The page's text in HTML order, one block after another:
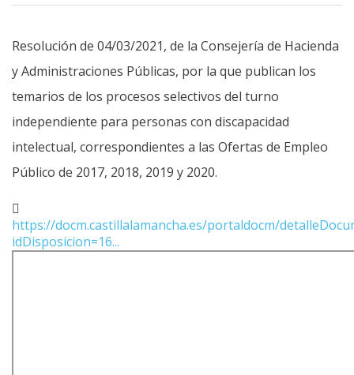
Resolución de 04/03/2021, de la Consejería de Hacienda
y Administraciones Públicas, por la que publican los
temarios de los procesos selectivos del turno
independiente para personas con discapacidad
intelectual, correspondientes a las Ofertas de Empleo
Público de 2017, 2018, 2019 y 2020.
https://docm.castillalamancha.es/portaldocm/
idDisposicion=16...